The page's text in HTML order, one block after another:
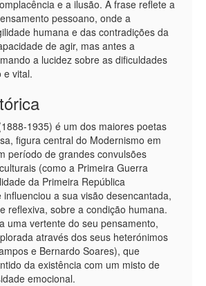
e a ilusão. A frase reflete a
pessoano, onde a
humana e das contradições da
de agir, mas antes a
a lucidez sobre as dificuldades
e vital.
1935) é um dos maiores poetas
figura central do Modernismo em
período de grandes convulsões
(como a Primeira Guerra
da Primeira República
a sua visão desencantada,
reflexiva, sobre a condição humana.
uma vertente do seu pensamento,
através dos seus heterónimos
e Bernardo Soares), que
da existência com um misto de
emocional.